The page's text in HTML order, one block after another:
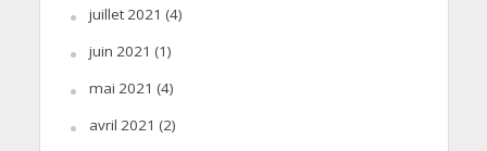
juillet 2021 (4)
juin 2021 (1)
mai 2021 (4)
avril 2021 (2)